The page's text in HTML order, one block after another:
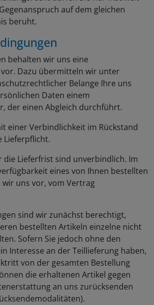
auf dem gleichen
beruht.
behalten wir uns eine
Dazu übermitteln wir unter
Belange Ihre uns
Daten einem
der einen Abgleich durchführt.
einer Verbindlichkeit im Rückstand
Lieferpflicht.
die Lieferfrist sind unverbindlich. Im
eines von Ihnen bestellten
uns vor, vom Vertrag
sind wir zunächst berechtigt,
bestellten Artikeln einzelne nicht
Sofern Sie jedoch ohne den
Interesse an der Teillieferung haben,
von der gesamten Bestellung
die erhaltenen Artikel gegen
an uns zurücksenden